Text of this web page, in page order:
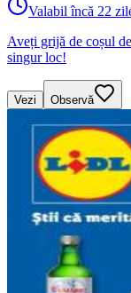
Valabil încă 22
Aveți grijă de coșul
singur loc!
Vezi Observă